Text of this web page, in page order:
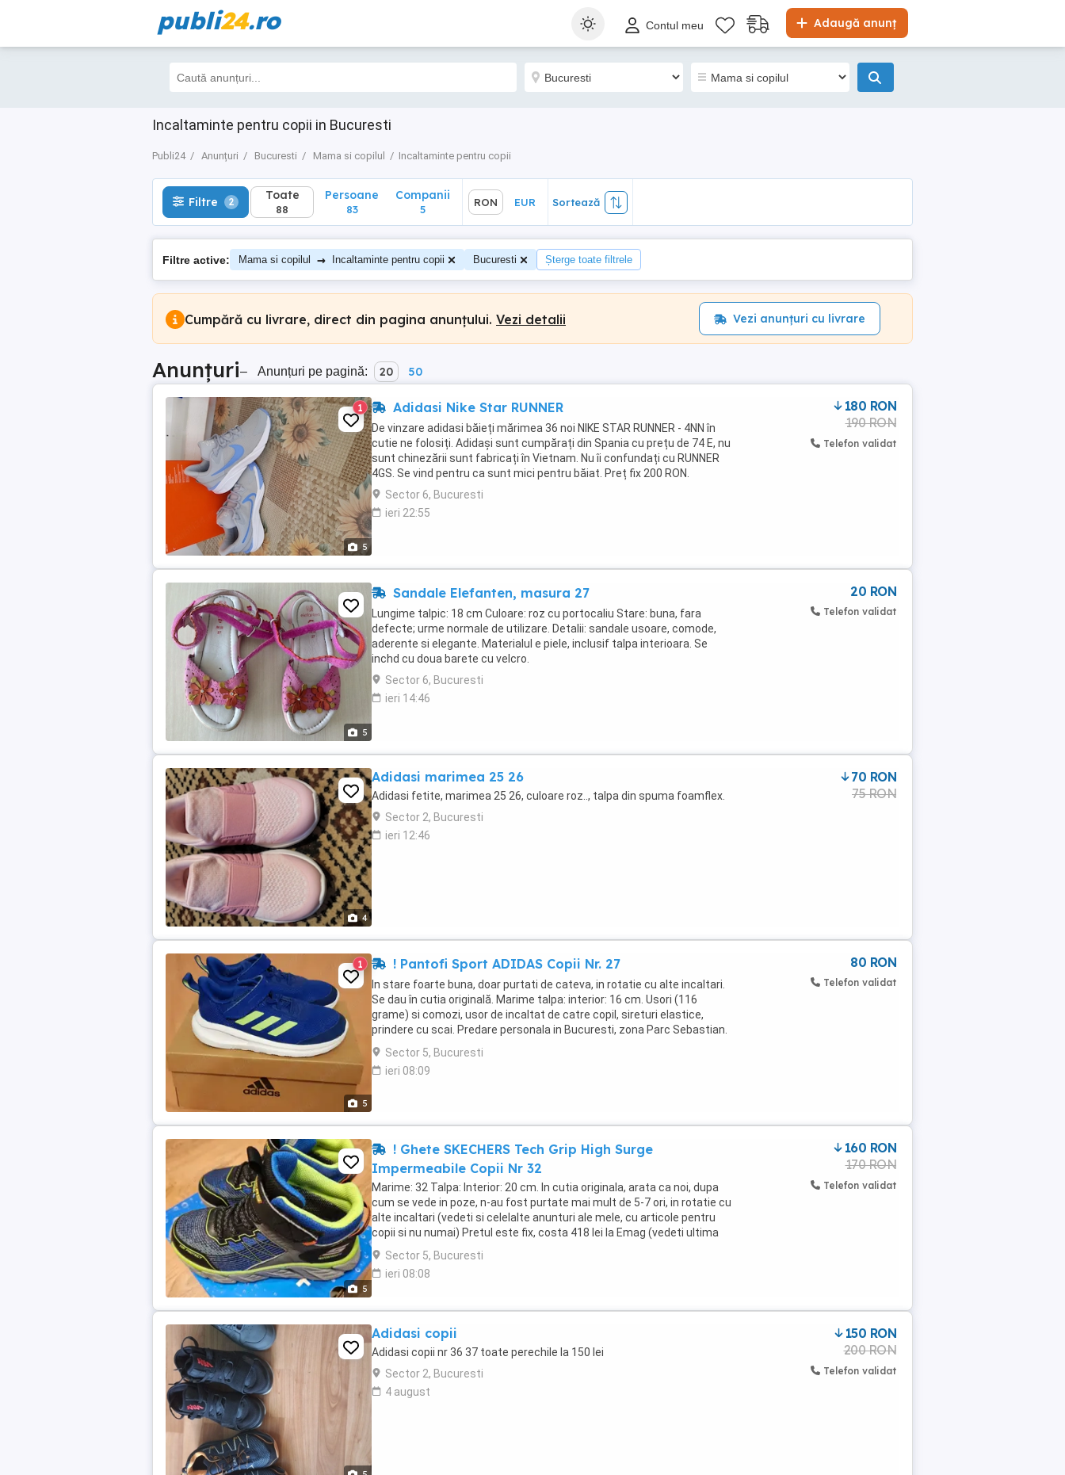
publi24.ro Adaugă anunț
Contul meu
Incaltaminte pentru copii in Bucuresti
Publi24 Anunțuri Bucuresti Mama si copilul Incaltaminte pentru copii
Filtre 2 Toate
88
Sortează
Filtre 2 Toate
88
Persoane
83
Companii
5
RON EUR Sortează
Filtre active: Mama si copilul → Incaltaminte pentru copii Bucuresti Șterge toate filtrele
Cumpără cu livrare, direct din pagina anunțului. Vezi detalii Vezi anunțuri cu livrare
Anunțuri– Anunțuri pe pagină: 20 50
5
1 Adidasi Nike Star RUNNER
De vinzare adidasi băieți mărimea 36 noi NIKE STAR RUNNER - 4NN în
cutie ne folosiți. Adidași sunt cumpărați din Spania cu prețu de 74 E, nu
sunt chinezării sunt fabricați în Vietnam. Nu îi confundați cu RUNNER
4GS. Se vind pentru ca sunt mici pentru băiat. Preț fix 200 RON.
Sector 6, Bucuresti
ieri 22:55
180 RON
190 RON
Telefon validat
5
Sandale Elefanten, masura 27
Lungime talpic: 18 cm Culoare: roz cu portocaliu Stare: buna, fara
defecte; urme normale de utilizare. Detalii: sandale usoare, comode,
aderente si elegante. Materialul e piele, inclusif talpa interioara. Se
inchd cu doua barete cu velcro.
Sector 6, Bucuresti
ieri 14:46
20 RON
Telefon validat
4
Adidasi marimea 25 26
Adidasi fetite, marimea 25 26, culoare roz.., talpa din spuma foamflex.
Sector 2, Bucuresti
ieri 12:46
70 RON
75 RON
5
1 ! Pantofi Sport ADIDAS Copii Nr. 27
In stare foarte buna, doar purtati de cateva, in rotatie cu alte incaltari.
Se dau în cutia originală. Marime talpa: interior: 16 cm. Usori (116
grame) si comozi, usor de incaltat de catre copil, sireturi elastice,
prindere cu scai. Predare personala in Bucuresti, zona Parc Sebastian.
Trimit prin curier ...
Sector 5, Bucuresti
ieri 08:09
80 RON
Telefon validat
5
! Ghete SKECHERS Tech Grip High Surge
Impermeabile Copii Nr 32
Marime: 32 Talpa: Interior: 20 cm. In cutia originala, arata ca noi, dupa
cum se vede in poze, n-au fost purtate mai mult de 5-7 ori, in rotatie cu
alte incaltari (vedeti si celelalte anunturi ale mele, cu articole pentru
copii si nu numai) Pretul este fix, costa 418 lei la Emag (vedeti ultima
poza). Sunt ...
Sector 5, Bucuresti
ieri 08:08
160 RON
170 RON
Telefon validat
Adidasi copii
Adidasi copii nr 36 37 toate perechile la 150 lei
Sector 2, Bucuresti
4 august
150 RON
200 RON
Telefon validat